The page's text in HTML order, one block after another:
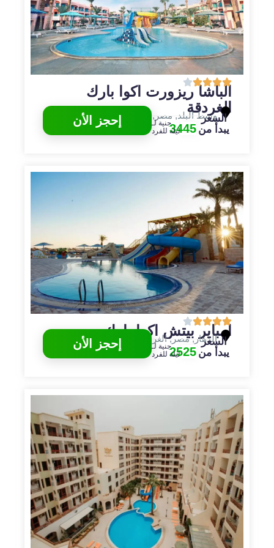
الباشا ريزورت اكوا بارك
الغردقة
وسط البلد, مصر ,
السعر
يبدأ من 3445جنية لـ
ليلة للفرد
إحجز الأن
امباير بيتش اكوا بارك
الدهار , مصر, الغردقة
السعر
يبدأ من 2525جنية لـ
ليلة للفرد
إحجز الأن